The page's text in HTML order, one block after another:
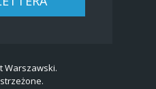
Warszawski.